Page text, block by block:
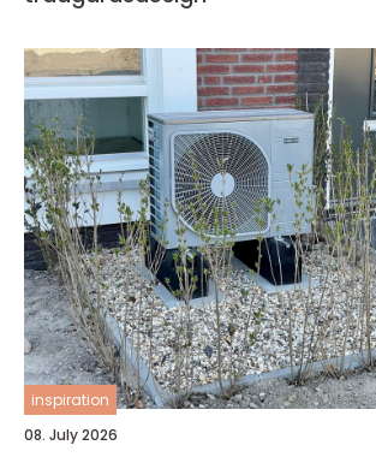
inspiration
08. July 2026